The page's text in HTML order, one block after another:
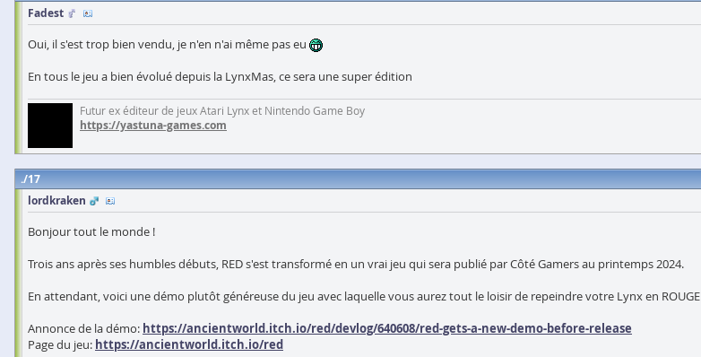
Fadest
Oui, il s'est trop bien vendu, je n'en n'ai même pas eu
En tous le jeu a bien évolué depuis la LynxMas, ce sera une super édition
Futur ex éditeur de jeux Atari Lynx et Nintendo Game Boy
https://yastuna-games.com
17
lordkraken
Bonjour tout le monde !
Trois ans après ses humbles débuts, RED s'est transformé en un vrai jeu qui sera publié par Côté Gamers au printemps 2024.
En attendant, voici une démo plutôt généreuse du jeu avec laquelle vous aurez tout le loisir de repeindre votre Lynx en ROUGE
Annonce de la démo: https://ancientworld.itch.io/red/devlog/640608/red-gets-a-new-demo-before-release
Page du jeu: https://ancientworld.itch.io/red